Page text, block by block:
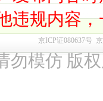
违规内容
京ICP证080637号
勿模仿 版